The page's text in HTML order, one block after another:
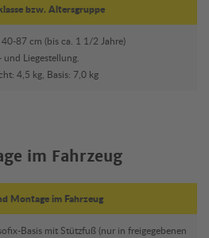
bzw. Altersgruppe
87 cm (bis ca. 1 1/2 Jahre)
und Liegestellung.
4,5 kg, Basis: 7,0 kg
im Fahrzeug
Montage im Fahrzeug
Basis mit Stützfuß (nur in freigegebenen